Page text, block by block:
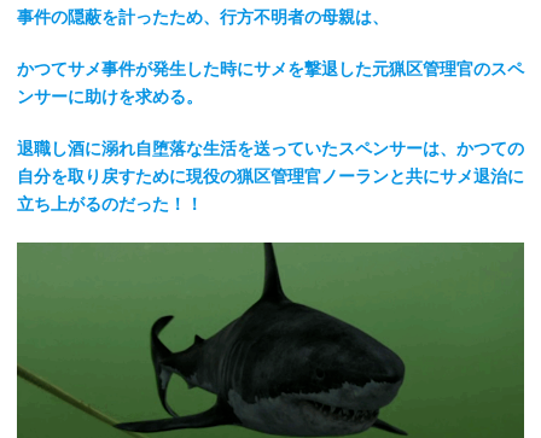
事件の隠蔽を計ったため、行方不明者の母親は、
かつてサメ事件が発生した時にサメを撃退した元猟区管理官のスペ
ンサーに助けを求める。
退職し酒に溺れ自堕落な生活を送っていたスペンサーは、かつての
自分を取り戻すために現役の猟区管理官ノーランと共にサメ退治に
立ち上がるのだった！！